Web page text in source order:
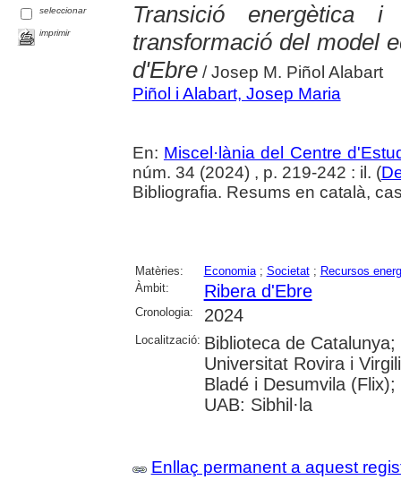
seleccionar
imprimir
Transició
transformació del model
d'Ebre/ Josep M. Piñol Alabart
Piñol i Alabart, Josep Maria
En: Miscel·lània del Centre
núm. 34 (2024) , p. 219-242 : il. (
Bibliografia. Resums en català,
Matèries: Economia; Societat; Recursos
Àmbit:
Ribera d'Ebre
Cronologia: 2024
Localització: Biblioteca de
Universitat Rovira i
Bladé i Desumvila
UAB: Sibhil·la
Enllaç permanent a aquest